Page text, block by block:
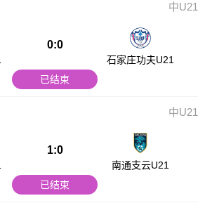
中U21
0:0
石家庄功夫U21
已结束
中U21
1:0
南通支云U21
已结束